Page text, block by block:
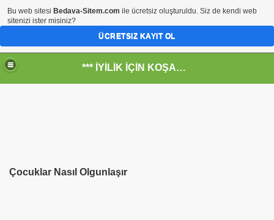
*** İYİLİK İÇİN KOŞANLARIN YERİ***
Çocuklar Nasıl Olgunlaşır
Bu web sitesi Bedava-Sitem.com ile ücretsiz oluşturuldu. Siz de kendi web
sitenizi ister misiniz?
ÜCRETSIZ KAYIT OL